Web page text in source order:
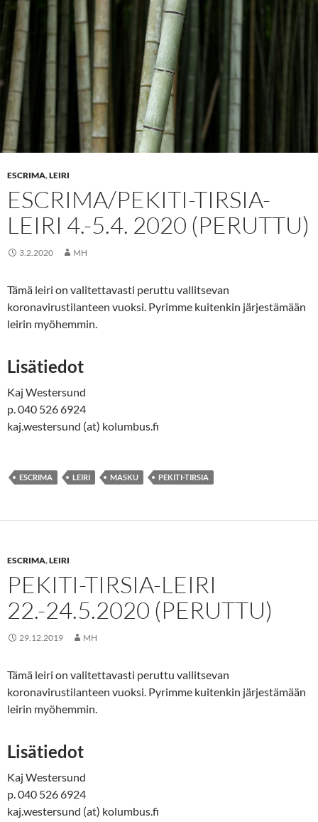
ESCRIMA,LEIRI
ESCRIMA/PEKITI-TIRSIA-
LEIRI 4.-5.4. 2020 (PERUTTU)
3.2.2020 MH
Tämä leiri on valitettavasti peruttu vallitsevan
koronavirustilanteen vuoksi. Pyrimme kuitenkin järjestämään
leirin myöhemmin.
Lisätiedot
Kaj Westersund
p. 040 526 6924
kaj.westersund (at) kolumbus.fi
ESCRIMA LEIRI MASKU PEKITI-TIRSIA
ESCRIMA,LEIRI
PEKITI-TIRSIA-LEIRI
22.-24.5.2020 (PERUTTU)
29.12.2019 MH
Tämä leiri on valitettavasti peruttu vallitsevan
koronavirustilanteen vuoksi. Pyrimme kuitenkin järjestämään
leirin myöhemmin.
Lisätiedot
Kaj Westersund
p. 040 526 6924
kaj.westersund (at) kolumbus.fi